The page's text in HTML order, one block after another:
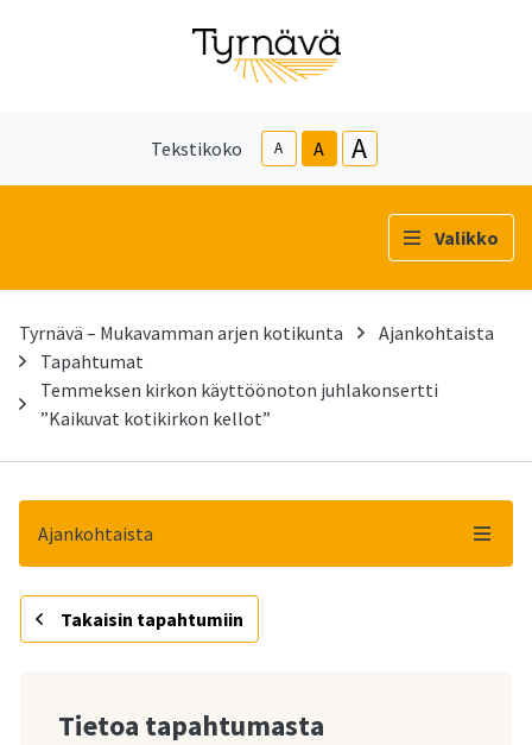
Tekstikoko A A A
Valikko
Tyrnävä – Mukavamman arjen kotikunta
Ajankohtaista
Tapahtumat
Temmeksen kirkon käyttöönoton juhlakonsertti
”Kaikuvat kotikirkon kellot”
Ajankohtaista
Takaisin tapahtumiin
Tietoa tapahtumasta